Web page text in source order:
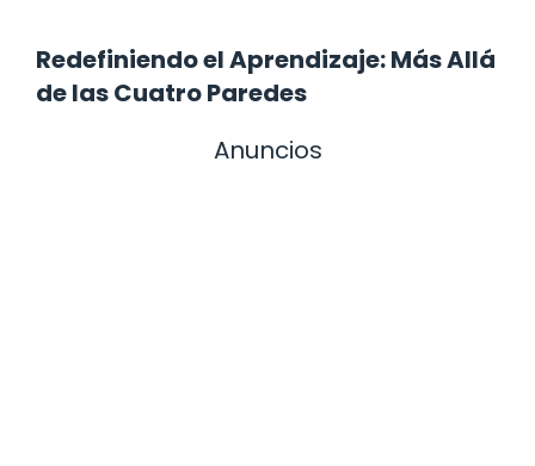
Redefiniendo el Aprendizaje: Más Allá
de las Cuatro Paredes
Anuncios